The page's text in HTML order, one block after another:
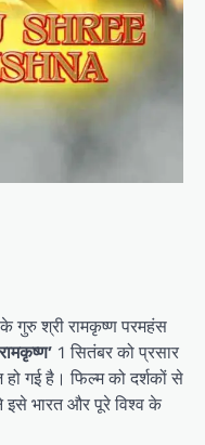
गुरु श्री रामकृष्ण परमहंस
1 सितंबर को प्रसार
गई है। फिल्म को दर्शकों से
इसे भारत और पूरे विश्व के